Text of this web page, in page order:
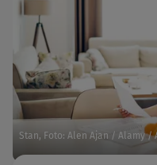
Stan, Foto: Alen Ajan / Alamy